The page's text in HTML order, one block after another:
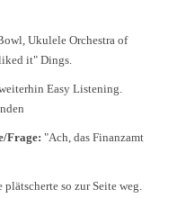
Ukulele Orchestra of
it" Dings.
Easy Listening.
Frage: "Ach, das Finanzamt
so zur Seite weg.